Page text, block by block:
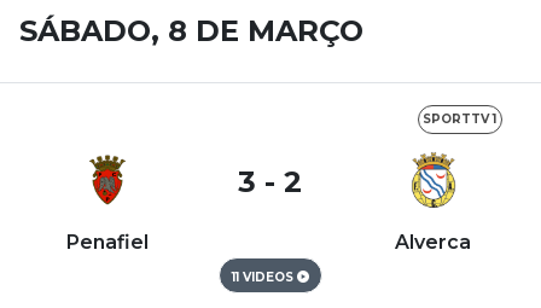
SÁBADO, 8 DE MARÇO
SPORTTV 1
Penafiel
3 - 2
Alverca
11 VIDEOS